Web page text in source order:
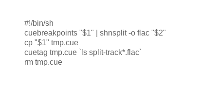
#!/bin/sh
cuebreakpoints "$1" | shnsplit -o flac "$2"
cp "$1" tmp.cue
cuetag tmp.cue `ls split-track*.flac`
rm tmp.cue